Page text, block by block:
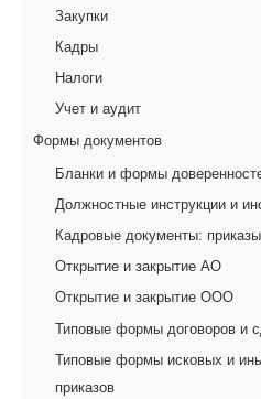
Закупки
Кадры
Налоги
Учет и аудит
Формы документов
Бланки и формы
Должностные инструкции и
Кадровые документы:
Открытие и закрытие АО
Открытие и закрытие ООО
Типовые формы договоров и
Типовые формы исковых и
приказов